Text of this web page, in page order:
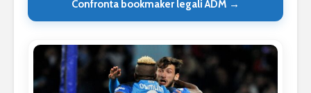
Confronta bookmaker legali ADM →